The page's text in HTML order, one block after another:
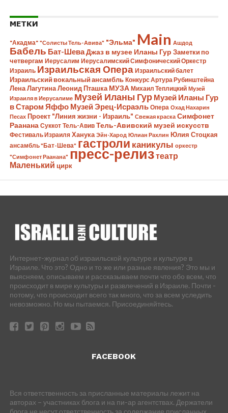
МЕТКИ
"Акадма" "Солисты Тель-Авива" "Эльма" Main Ашдод
Бабель Бат-ШеваДжаз в музее Иланы Гур Заметки по
четвергам Иерусалим Иерусалимский Симфонический Оркестр
Израиль Израильская Опера Израильский балет
Израильский вокальный ансамбль Конкурс Артура Рубинштейна
Лена Лагутина Леонид Пташка МУЗА Михаил Теплицкий Музей
Израиля в Иерусалиме Музей Иланы Гур Музей Иланы Гур
в Старом Яффо Музей Эрец-Исраэль Опера Охад Нахарин
Песах Проект "Линия жизни - Израиль" Свежая краска Симфонет
Раанана Суккот Тель-Авив Тель-Авивский музей искусств
Фестиваль Израиля Ханука Эйн-Харод Юлиан Рахлин Юлия Стоцкая
ансамбль "Бат-Шева" гастроли каникулы оркестр
"Симфонет Раанана" пресс-релизтеатр
Маленький цирк
Интернет-журнал об израильской культуре и культуре в
Израиле. Что это? Одно и то же или разные явления? Это мы и
выясняем, описываем и рассказываем почти что обо всем, что
происходит в мире культуры и развлечений в Израиле. Почти -
потому, что происходит всего так много, что за всем уследить
невозможно. Но мы пытаемся. Присоединяйтесь.
FACEBOOK
Вся ответственность за присланные материалы лежит на
авторах – участниках блога и на пи-ар агентствах. Держатели
блога не несут ответственность за содержание присланных